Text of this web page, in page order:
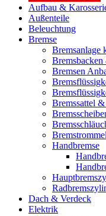
Aufbau &
Außenteile
Beleuchtung
Bremse
Bremsanlage
Bremsen
Bremssattel
Handbremse
Dach & Verdeck
Elektrik